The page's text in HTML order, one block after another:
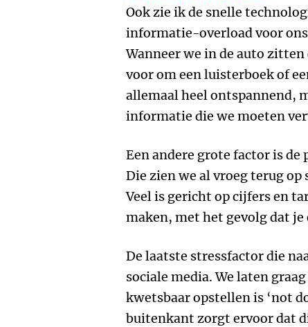
Ook zie ik de snelle
informatie-overload voor
Wanneer we in de auto
voor om een luisterboek of
allemaal heel ontspannend,
informatie die we moeten
Een andere grote factor is
Die zien we al vroeg terug
Veel is gericht op cijfers en
maken, met het gevolg dat
De laatste stressfactor die
sociale media. We laten
kwetsbaar opstellen is ‘not
buitenkant zorgt ervoor dat